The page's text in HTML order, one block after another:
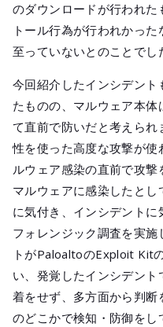
のダウンロードが行われ
トール行為が行われかっ
至っていないとのことでし
今回紹介したインシデン
たものの、マルウェア本
て直前で防いだと考えら
性を使った高度な攻撃が
ルウェア感染の直前で攻撃
マルウェアに感染したと
に気付き、インシデント
フォレンジック調査を実施
トがPaloaltoのExploit Kit
い、発覚したインシデン
着をせず、多方面から判
のどこかで検知・防御をし